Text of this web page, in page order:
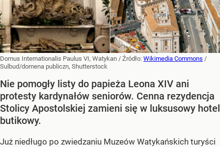
Domus Internationalis Paulus VI, Watykan / Źródło: Wikimedia Commons /
Sulbud/domena publiczn, Shutterstock
Nie pomogły listy do papieża Leona XIV ani
protesty kardynałów seniorów. Cenna rezydencja
Stolicy Apostolskiej zamieni się w luksusowy hotel
butikowy.
Już niedługo po zwiedzaniu Muzeów Watykańskich turyści